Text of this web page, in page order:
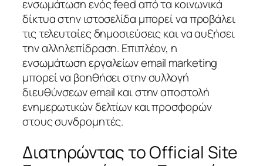
ενσωμάτωση ενός feed από τα κοινωνικά
δίκτυα στην ιστοσελίδα μπορεί να προβάλει
τις τελευταίες δημοσιεύσεις και να αυξήσει
την αλληλεπίδραση. Επιπλέον, η
ενσωμάτωση εργαλείων email marketing
μπορεί να βοηθήσει στην συλλογή
διευθύνσεων email και στην αποστολή
ενημερωτικών δελτίων και προσφορών
στους συνδρομητές.
Διατηρώντας το Official Site